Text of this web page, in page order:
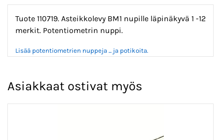
Tuote 110719. Asteikkolevy BM1 nupille läpinäkyvä 1 -12
merkit. Potentiometrin nuppi.
Lisää potentiometrien nuppeja ... ja potikoita.
Asiakkaat ostivat myös